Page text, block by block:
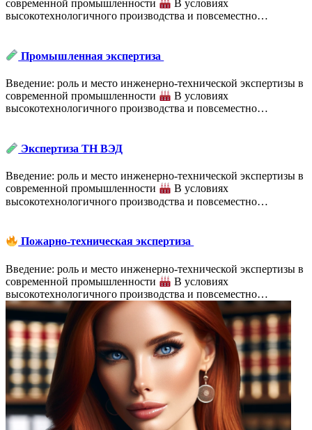
современной промышленности
В условиях
высокотехнологичного производства и повсеместно…
Промышленная экспертиза
Введение: роль и место инженерно-технической экспертизы в
современной промышленности
В условиях
высокотехнологичного производства и повсеместно…
Экспертиза ТН ВЭД
Введение: роль и место инженерно-технической экспертизы в
современной промышленности
В условиях
высокотехнологичного производства и повсеместно…
Пожарно-техническая экспертиза
Введение: роль и место инженерно-технической экспертизы в
современной промышленности
В условиях
высокотехнологичного производства и повсеместно…